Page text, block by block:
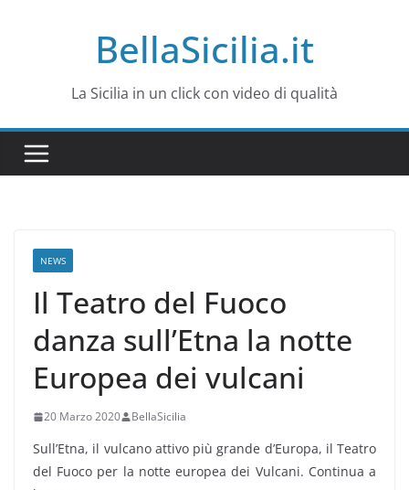
BellaSicilia.it
La Sicilia in un click con video di qualità
NEWS
Il Teatro del Fuoco
danza sull’Etna la notte
Europea dei vulcani
20 Marzo 2020 BellaSicilia
Sull’Etna, il vulcano attivo più grande d’Europa, il Teatro
del Fuoco per la notte europea dei Vulcani. Continua a